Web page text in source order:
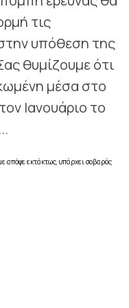
τις
υπόθεση της
θυμίζουμε ότι
μέσα στο
Ιανουάριο το